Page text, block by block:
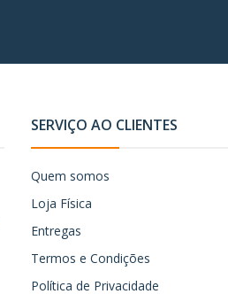
SERVIÇO AO CLIENTES
Quem somos
Loja Física
Entregas
Termos e Condições
Política de Privacidade